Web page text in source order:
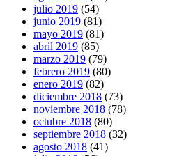
julio 2019 (54)
junio 2019 (81)
mayo 2019 (81)
abril 2019 (85)
marzo 2019 (79)
febrero 2019 (80)
enero 2019 (82)
diciembre 2018 (73)
noviembre 2018 (78)
octubre 2018 (80)
septiembre 2018 (32)
agosto 2018 (41)